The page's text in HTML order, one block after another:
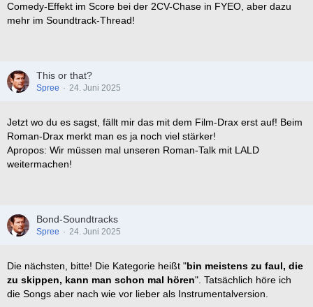
Comedy-Effekt im Score bei der 2CV-Chase in FYEO, aber dazu
mehr im Soundtrack-Thread!
This or that?
Spree 24. Juni 2025
Jetzt wo du es sagst, fällt mir das mit dem Film-Drax erst auf! Beim
Roman-Drax merkt man es ja noch viel stärker!
Apropos: Wir müssen mal unseren Roman-Talk mit LALD
weitermachen!
Bond-Soundtracks
Spree 24. Juni 2025
Die nächsten, bitte! Die Kategorie heißt "bin meistens zu faul, die
zu skippen, kann man schon mal hören". Tatsächlich höre ich
die Songs aber nach wie vor lieber als Instrumentalversion.